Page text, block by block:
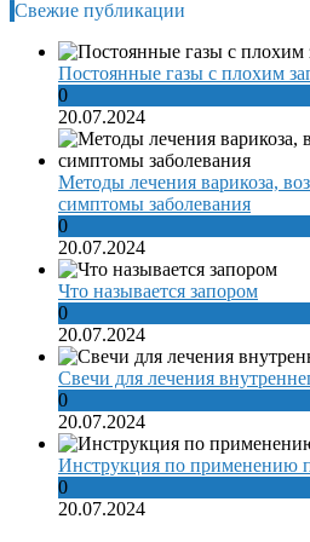
Свежие публикации
Постоянные газы с плохим
0
20.07.2024
Методы лечения варикоза,
симптомы заболевания
0
20.07.2024
Что называется запором
0
20.07.2024
Свечи для лечения
0
20.07.2024
Инструкция по применению
0
20.07.2024